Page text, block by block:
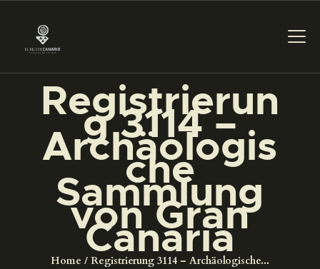
Registrierun
g 3114 –
Archäologis
che
Sammlung
von Gran
Canaria
Home Registrierung 3114 – Archäologische...
DAS MUSEUM
DIENSTLEISTUNGEN
DIGITALE RESSOURCEN
DEUTSCH